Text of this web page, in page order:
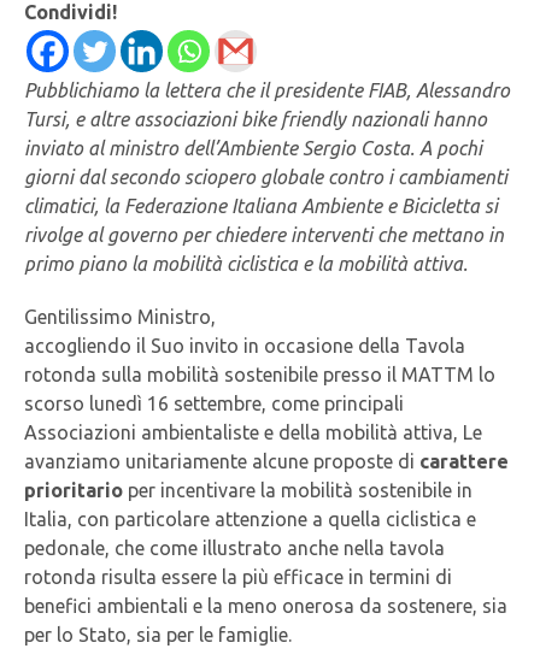
Condividi!
Pubblichiamo la lettera che il presidente FIAB, Alessandro
Tursi, e altre associazioni bike friendly nazionali hanno
inviato al ministro dell’Ambiente Sergio Costa. A pochi
giorni dal secondo sciopero globale contro i cambiamenti
climatici, la Federazione Italiana Ambiente e Bicicletta si
rivolge al governo per chiedere interventi che mettano in
primo piano la mobilità ciclistica e la mobilità attiva.
Gentilissimo Ministro,
accogliendo il Suo invito in occasione della Tavola
rotonda sulla mobilità sostenibile presso il MATTM lo
scorso lunedì 16 settembre, come principali
Associazioni ambientaliste e della mobilità attiva, Le
avanziamo unitariamente alcune proposte di carattere
prioritario per incentivare la mobilità sostenibile in
Italia, con particolare attenzione a quella ciclistica e
pedonale, che come illustrato anche nella tavola
rotonda risulta essere la più efficace in termini di
benefici ambientali e la meno onerosa da sostenere, sia
per lo Stato, sia per le famiglie.